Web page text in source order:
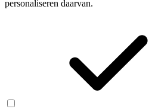
personaliseren daarvan.